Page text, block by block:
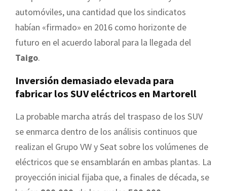
automóviles, una cantidad que los sindicatos
habían «firmado» en 2016 como horizonte de
futuro en el acuerdo laboral para la llegada del
Taigo.
Inversión demasiado elevada para
fabricar los SUV eléctricos en Martorell
La probable marcha atrás del traspaso de los SUV
se enmarca dentro de los análisis continuos que
realizan el Grupo VW y Seat sobre los volúmenes de
eléctricos que se ensamblarán en ambas plantas. La
proyección inicial fijaba que, a finales de década, se